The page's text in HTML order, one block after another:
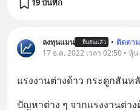
19 บันทึก
ลงทุนแมน ยืนยันแล้ว • ติดตาม
17 ธ.ค. 2022 เวลา 02:50 • หุ้
แรงงานต่างด้าว กระดูกสันห
ปัญหาต่าง ๆ จากแรงงานต่า